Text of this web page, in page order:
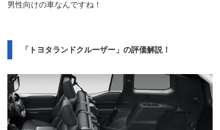
男性向けの車なんですね！
「トヨタランドクルーザー」の評価解説！